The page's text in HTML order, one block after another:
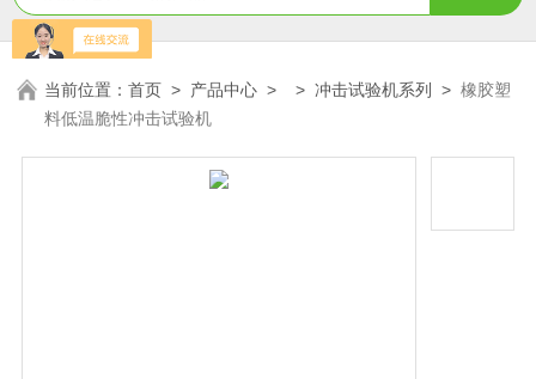
当前位置：首页 > 产品中心 > >冲击试验机系列 >橡胶塑
料低温脆性冲击试验机